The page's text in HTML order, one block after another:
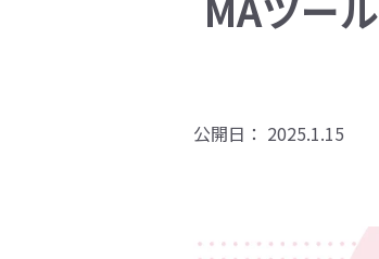
公開日： 2025.1.15